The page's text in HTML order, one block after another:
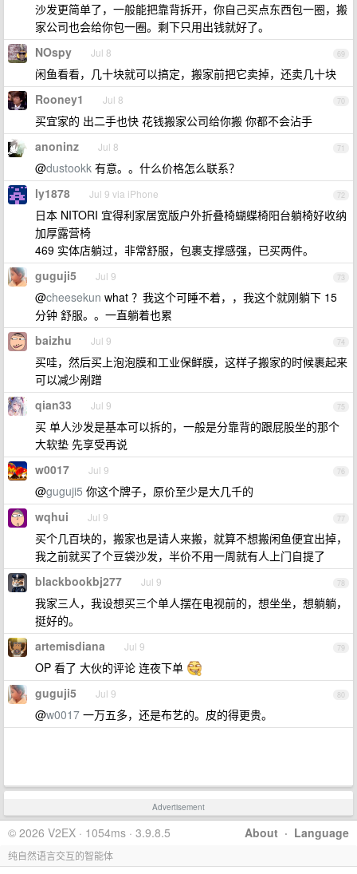
沙发更简单了，一般能把靠背拆开，你自己买点东西包一圈，搬
家公司也会给你包一圈。剩下只用出钱就好了。
69
NOspy Jul 8
闲鱼看看，几十块就可以搞定，搬家前把它卖掉，还卖几十块
70
Rooney1 Jul 8
买宜家的 出二手也快 花钱搬家公司给你搬 你都不会沾手
71
anoninz Jul 8
@dustookk 有意。。什么价格怎么联系？
72
ly1878 Jul 9 via iPhone
日本 NITORI 宜得利家居宽版户外折叠椅蝴蝶椅阳台躺椅好收纳
加厚露营椅
469 实体店躺过，非常舒服，包裹支撑感强，已买两件。
73
guguji5 Jul 9
@cheesekun what ？我这个可睡不着，，我这个就刚躺下 15
分钟 舒服。。一直躺着也累
74
baizhu Jul 9
买哇，然后买上泡泡膜和工业保鲜膜，这样子搬家的时候裹起来
可以减少剐蹭
75
qian33 Jul 9
买 单人沙发是基本可以拆的，一般是分靠背的跟屁股坐的那个
大软垫 先享受再说
76
w0017 Jul 9
@guguji5 你这个牌子，原价至少是大几千的
77
wqhui Jul 9
买个几百块的，搬家也是请人来搬，就算不想搬闲鱼便宜出掉，
我之前就买了个豆袋沙发，半价不用一周就有人上门自提了
78
blackbookbj277 Jul 9
我家三人，我设想买三个单人摆在电视前的，想坐坐，想躺躺，
挺好的。
79
artemisdiana Jul 9
OP 看了 大伙的评论 连夜下单
80
guguji5 Jul 9
@w0017 一万五多，还是布艺的。皮的得更贵。
Advertisement
About · Language
© 2026 V2EX · 1054ms · 3.9.8.5
纯自然语言交互的智能体